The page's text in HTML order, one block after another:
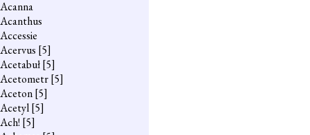
Acanna
Acanthus
Accessie
Acervus [5]
Acetabuł[5]
Acetometr[5]
Aceton[5]
Acetyl[5]
Ach! [5]